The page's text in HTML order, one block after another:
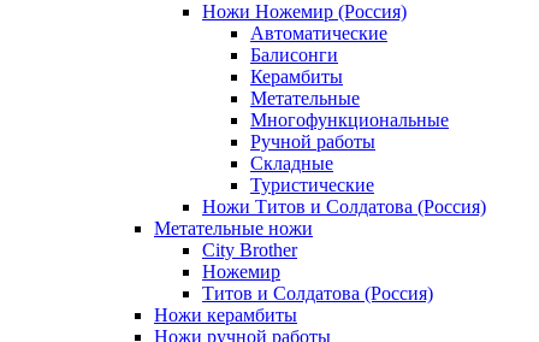
Ножи Ножемир (Россия)
Автоматические
Балисонги
Керамбиты
Метательные
Многофункциональные
Ручной работы
Складные
Туристические
Ножи Титов и Солдатова (Россия)
Метательные ножи
City Brother
Ножемир
Титов и Солдатова (Россия)
Ножи керамбиты
Ножи ручной работы